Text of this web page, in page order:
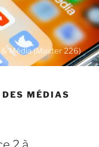
Média (Master 226)
DES MÉDIAS